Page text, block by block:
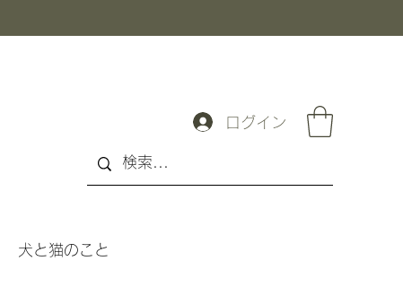
ログイン
犬と猫のこと